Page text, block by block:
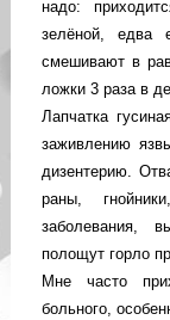
надо:
зелёной,
смешивают в
ложки 3 раза в
Лапчатка
заживлению
дизентерию.
раны,
заболевания,
полощут горло
Мне часто
больного,